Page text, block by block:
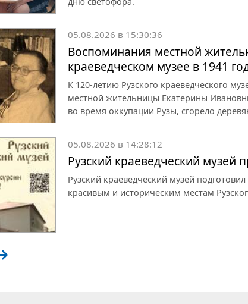
05.08.2026 в 15:30:36
Воспоминания местной
краеведческом музее в 1941
К 120-летию Рузского краеведческого
местной жительницы Екатерины
во время оккупации Рузы, сгорело
05.08.2026 в 14:28:12
Рузский краеведческий музей
Рузский краеведческий музей
красивым и историческим местам